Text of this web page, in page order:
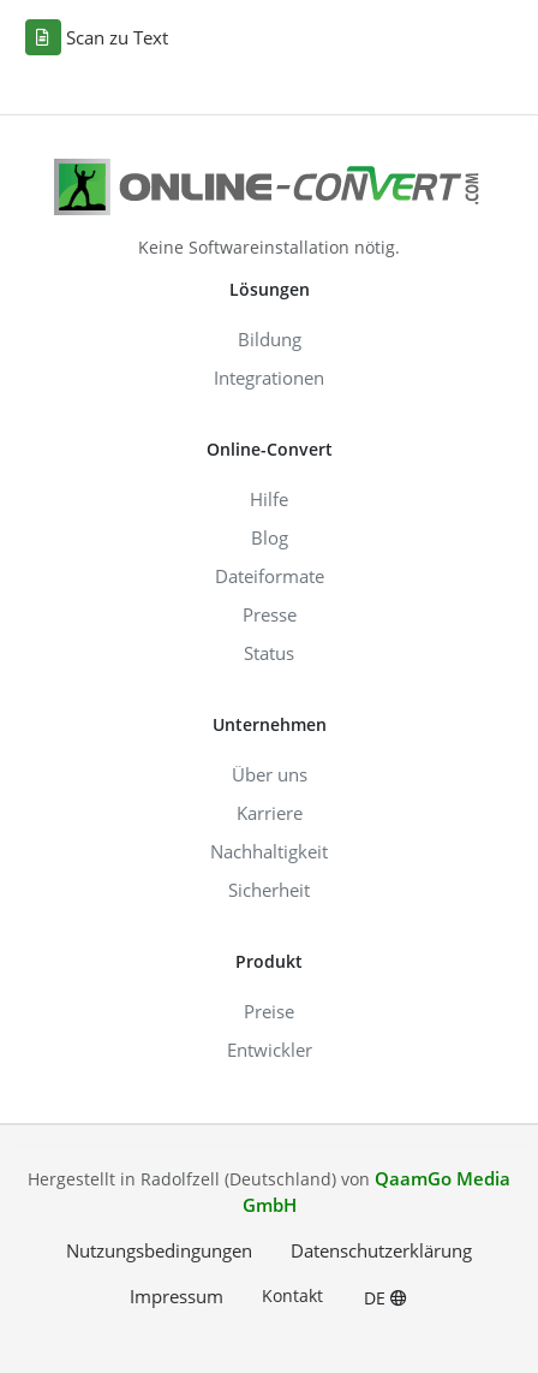
Scan zu Text
Keine Softwareinstallation nötig.
Lösungen
Bildung
Integrationen
Online-Convert
Hilfe
Blog
Dateiformate
Presse
Status
Unternehmen
Über uns
Karriere
Nachhaltigkeit
Sicherheit
Produkt
Preise
Entwickler
Hergestellt in Radolfzell (Deutschland) von QaamGo Media
GmbH
Nutzungsbedingungen
Datenschutzerklärung
Impressum
Kontakt DE